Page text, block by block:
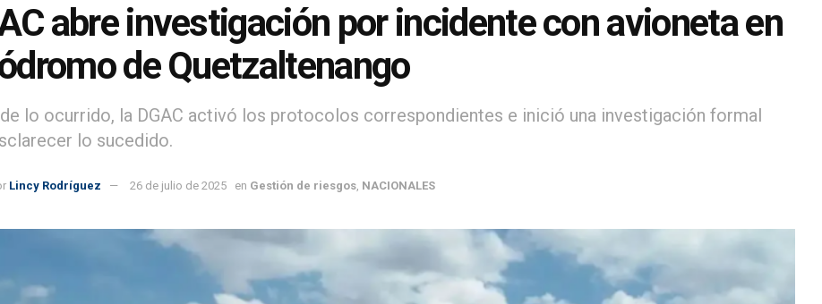
abre investigación por incidente con avioneta en
de Quetzaltenango
lo ocurrido, la DGAC activó los protocolos correspondientes e inició una investigación formal
lo sucedido.
Lincy Rodríguez 26 de julio de 2025 en Gestión de riesgos, NACIONALES